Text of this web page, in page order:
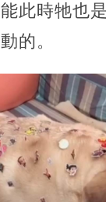
此時牠也
的。